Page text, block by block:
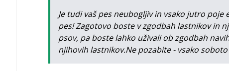
Je tudi vaš pes neubogljiv in vsako jutro
pes! Zagotovo boste v zgodbah lastnikov in
psov, pa boste lahko uživali ob zgodbah
njihovih lastnikov.Ne pozabite - vsako soboto